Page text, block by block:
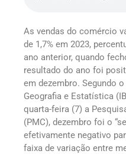
As vendas do comércio
de 1,7% em 2023,
ano anterior, quando
resultado do ano foi
em dezembro. Segundo
Geografia e Estatística
quarta-feira (7) a
(PMC), dezembro foi o
efetivamente negativo
faixa de variação entre